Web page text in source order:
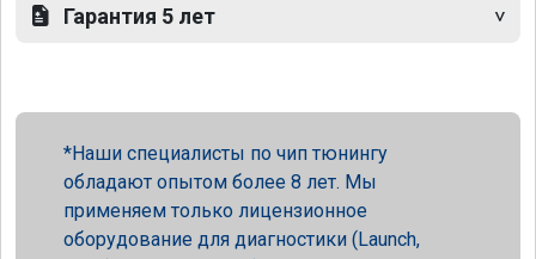
Гарантия 5 лет
Наши специалисты по чип тюнингу
обладают опытом более 8 лет. Мы
применяем только лицензионное
оборудование для диагностики (Launch,